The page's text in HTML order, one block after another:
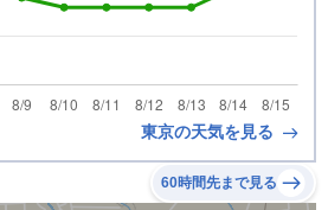
東京の天気を見る
60時間先まで見る